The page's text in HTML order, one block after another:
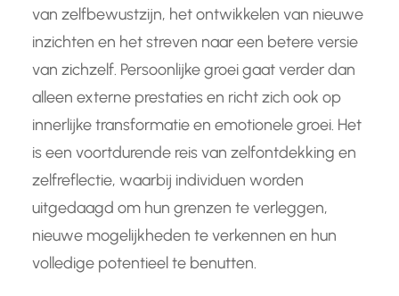
van zelfbewustzijn, het ontwikkelen van nieuwe
inzichten en het streven naar een betere versie
van zichzelf. Persoonlijke groei gaat verder dan
alleen externe prestaties en richt zich ook op
innerlijke transformatie en emotionele groei. Het
is een voortdurende reis van zelfontdekking en
zelfreflectie, waarbij individuen worden
uitgedaagd om hun grenzen te verleggen,
nieuwe mogelijkheden te verkennen en hun
volledige potentieel te benutten.